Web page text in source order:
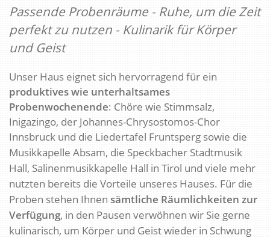
Passende Probenräume - Ruhe, um die Zeit
perfekt zu nutzen - Kulinarik für Körper
und Geist
Unser Haus eignet sich hervorragend für ein
produktives wie unterhaltsames
Probenwochenende: Chöre wie Stimmsalz,
Inigazingo, der Johannes-Chrysostomos-Chor
Innsbruck und die Liedertafel Fruntsperg sowie die
Musikkapelle Absam, die Speckbacher Stadtmusik
Hall, Salinenmusikkapelle Hall in Tirol und viele mehr
nutzten bereits die Vorteile unseres Hauses. Für die
Proben stehen Ihnen sämtliche Räumlichkeiten zur
Verfügung, in den Pausen verwöhnen wir Sie gerne
kulinarisch, um Körper und Geist wieder in Schwung